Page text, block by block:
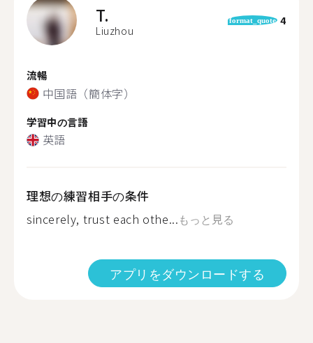
T.
Liuzhou
format_quote 4
流暢
中国語（簡体字）
学習中の言語
英語
理想の練習相手の条件
sincerely, trust each othe...もっと見る
アプリをダウンロードする